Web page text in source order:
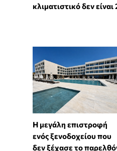
κλιματιστικό δεν
Η μεγάλη επιστροφή
ενός ξενοδοχείου που
δεν ξέχασε το